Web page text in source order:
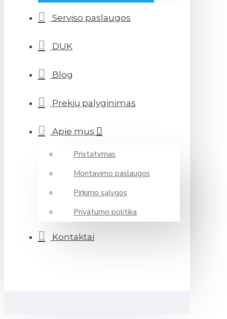
Serviso paslaugos
DUK
Blog
Prekių palyginimas
Apie mus
Pristatymas
Montavimo paslaugos
Pirkimo sąlygos
Privatumo politika
Kontaktai